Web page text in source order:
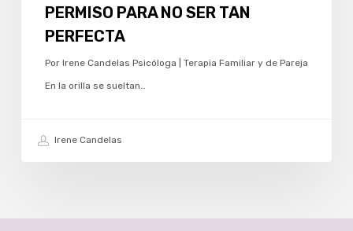
PERMISO PARA NO SER TAN
PERFECTA
Por Irene Candelas Psicóloga | Terapia Familiar y de Pareja
En la orilla se sueltan…
Irene Candelas